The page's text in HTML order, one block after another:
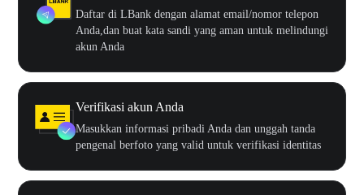
Daftar di LBank dengan alamat email/nomor telepon
Anda,dan buat kata sandi yang aman untuk melindungi
akun Anda
Verifikasi akun Anda
Masukkan informasi pribadi Anda dan unggah tanda
pengenal berfoto yang valid untuk verifikasi identitas